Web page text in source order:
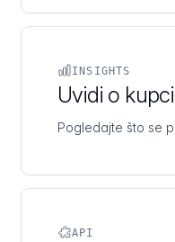
INSIGHTS
Uvidi o
Pogledajte što se
API